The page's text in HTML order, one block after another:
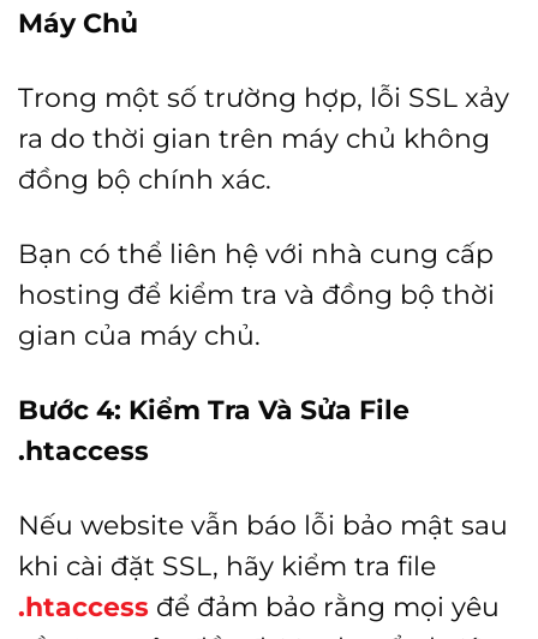
Máy Chủ
Trong một số trường hợp, lỗi SSL xảy
ra do thời gian trên máy chủ không
đồng bộ chính xác.
Bạn có thể liên hệ với nhà cung cấp
hosting để kiểm tra và đồng bộ thời
gian của máy chủ.
Bước 4: Kiểm Tra Và Sửa File
.htaccess
Nếu website vẫn báo lỗi bảo mật sau
khi cài đặt SSL, hãy kiểm tra file
.htaccess để đảm bảo rằng mọi yêu